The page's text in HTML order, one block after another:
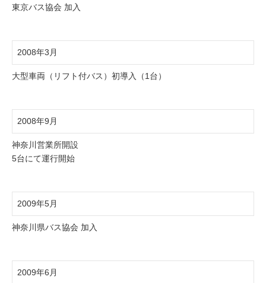
東京バス協会 加入
2008年3月
大型車両（リフト付バス）初導入（1台）
2008年9月
神奈川営業所開設
5台にて運行開始
2009年5月
神奈川県バス協会 加入
2009年6月